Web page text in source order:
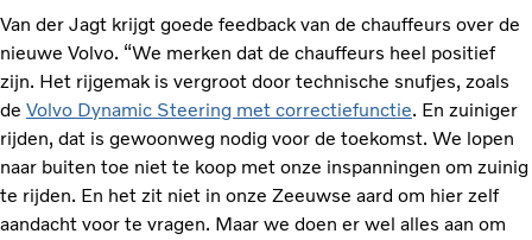
Van der Jagt krijgt goede feedback van de chauffeurs over de
nieuwe Volvo. “We merken dat de chauffeurs heel positief
zijn. Het rijgemak is vergroot door technische snufjes, zoals
de Volvo Dynamic Steering met correctiefunctie. En zuiniger
rijden, dat is gewoonweg nodig voor de toekomst. We lopen
naar buiten toe niet te koop met onze inspanningen om zuinig
te rijden. En het zit niet in onze Zeeuwse aard om hier zelf
aandacht voor te vragen. Maar we doen er wel alles aan om